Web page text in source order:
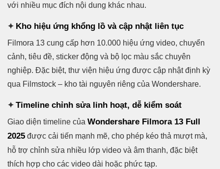
với nhiều mục đích nội dung khác nhau.
✦ Kho hiệu ứng khổng lồ và cập nhật liên tục
Filmora 13 cung cấp hơn 10.000 hiệu ứng video, chuyển
cảnh, tiêu đề, sticker động và bộ lọc màu sắc chuyên
nghiệp. Đặc biệt, thư viện hiệu ứng được cập nhật định kỳ
qua Filmstock – kho tài nguyên riêng của Wondershare.
✦ Timeline chỉnh sửa linh hoạt, dễ kiểm soát
Giao diện timeline của Wondershare Filmora 13 Full
2025 được cải tiến mạnh mẽ, cho phép kéo thả mượt mà,
hỗ trợ chỉnh sửa nhiều lớp video và âm thanh, đặc biệt
thích hợp cho các video dài hoặc phức tạp.